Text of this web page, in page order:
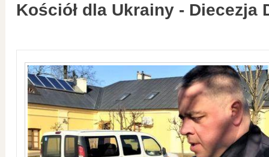
Kościół dla Ukrainy - Diecezja